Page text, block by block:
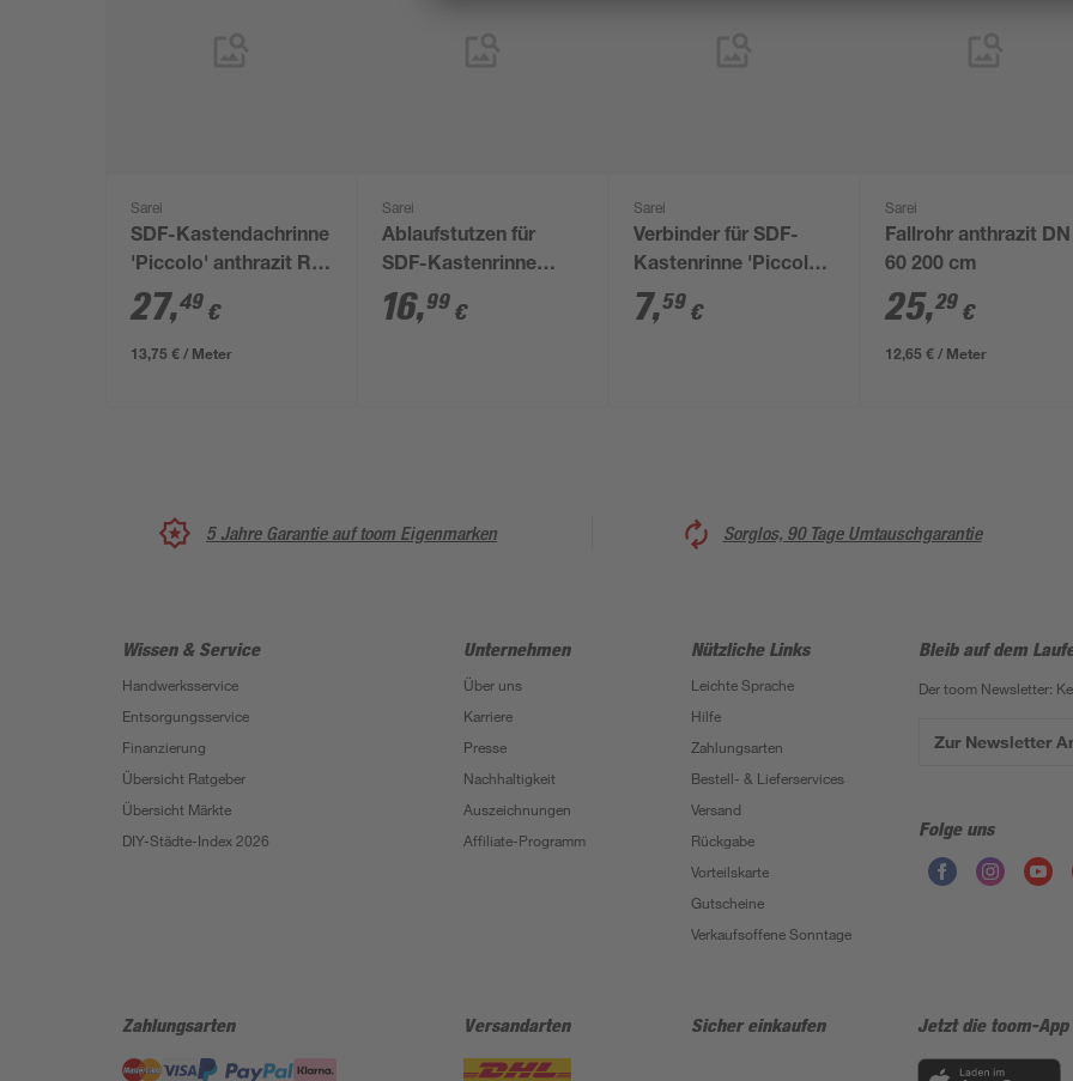
Sarei
SDF-Kastendachrinne
'Piccolo' anthrazit RG
70 200 cm
27,49 €
13,75 € / Meter
Sarei
Ablaufstutzen für
SDF-Kastenrinne
'Piccolo' anthrazit RG
70 auf DN 60
16,99 €
Sarei
Verbinder für SDF-
Kastenrinne 'Piccolo'
anthrazit RG 70
7,59 €
Sarei
Fallrohr anthrazit DN
60 200 cm
25,29 €
12,65 € / Meter
5 Jahre Garantie auf toom Eigenmarken Sorglos, 90 Tage Umtauschgarantie
Wissen & Service
Handwerksservice
Entsorgungsservice
Finanzierung
Übersicht Ratgeber
Übersicht Märkte
DIY-Städte-Index 2026
Unternehmen
Über uns
Karriere
Presse
Nachhaltigkeit
Auszeichnungen
Affiliate-Programm
Nützliche Links
Leichte Sprache
Hilfe
Zahlungsarten
Bestell- & Lieferservices
Versand
Rückgabe
Vorteilskarte
Gutscheine
Verkaufsoffene Sonntage
Bleib auf dem
Der toom Newsletter:
Zur Newsletter
Folge uns
Zahlungsarten Versandarten Sicher einkaufen Jetzt die toom-